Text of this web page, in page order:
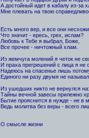
А достойный идет в кабалу из-за
Мне плевать на твою
Есть много вер, и все они
Что значит - ересь, грех, ислам?
Любовь к Тебе я выбрал, Боже,
Все прочее - ничтожный хлам.
Из жемчуга молений я четок не
И праха прегрешений с лица я не
Надеюсь на спасенье лишь
Единого ни разу двумя не
Из ушедших никто не вернулся
Тайны вечной завесы прилежно
Бытие прояснится в нужде - не в
Ведь молитва без веры - всего
О смысле жизни